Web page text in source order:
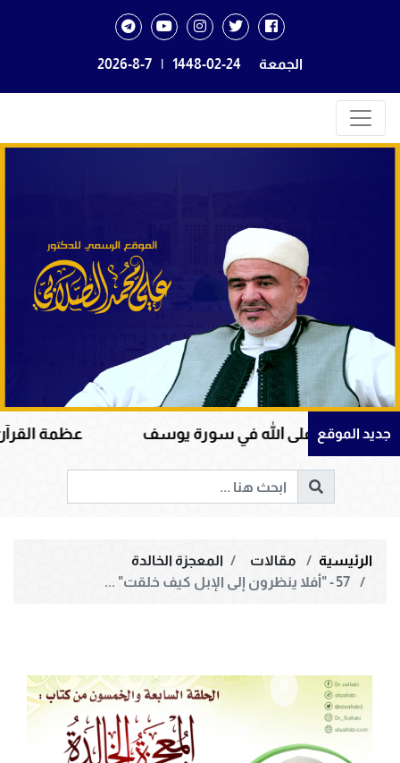
الجمعة 1448-02-24
|
2026-8-7
جديد الموقع
الله في سورة يوسف عظمة القرآن الكريم في
الرئيسية مقالات
المعجزة الخالدة